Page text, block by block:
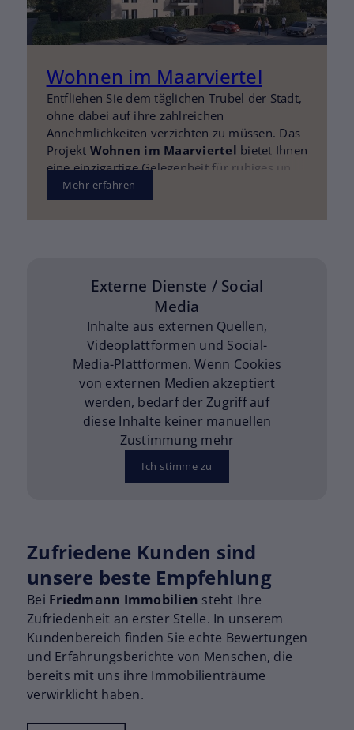
Wohnen im Maarviertel
Entfliehen Sie dem täglichen Trubel der Stadt,
ohne dabei auf ihre zahlreichen
Annehmlichkeiten verzichten zu müssen. Das
Projekt Wohnen im Maarviertel bietet Ihnen
eine einzigartige Gelegenheit für ruhiges und
stilvolles Wohnen, eingebettet in ein urbanes
Lebensgefühl. Genießen Sie kurze Wege zu
allen wichtigen Einrichtungen und entdecken
Mehr erfahren
Externe Dienste / Social
Media
Inhalte aus externen Quellen,
Videoplattformen und Social-
Media-Plattformen. Wenn Cookies
von externen Medien akzeptiert
werden, bedarf der Zugriff auf
diese Inhalte keiner manuellen
Zustimmung mehr
Ich stimme zu
Zufriedene Kunden sind
unsere beste Empfehlung
Bei Friedmann Immobilien steht Ihre
Zufriedenheit an erster Stelle. In unserem
Kundenbereich finden Sie echte Bewertungen
und Erfahrungsberichte von Menschen, die
bereits mit uns ihre Immobilienträume
verwirklicht haben.